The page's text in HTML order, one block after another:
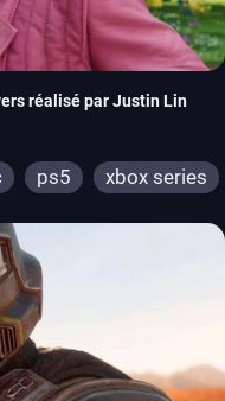
réalisé par Justin Lin
ps5 xbox series